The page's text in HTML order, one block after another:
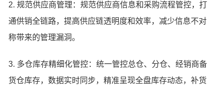
2. 规范供应商管理：规范供应商信息和采购流程管控，打
通供销全链路，提高供应链透明度和效率，减少信息不对
称带来的管理漏洞。
3. 多仓库存精细化管控：统一管控总仓、分仓、经销商备
货仓库存，数据实时同步，精准呈现全盘库存动态，补货